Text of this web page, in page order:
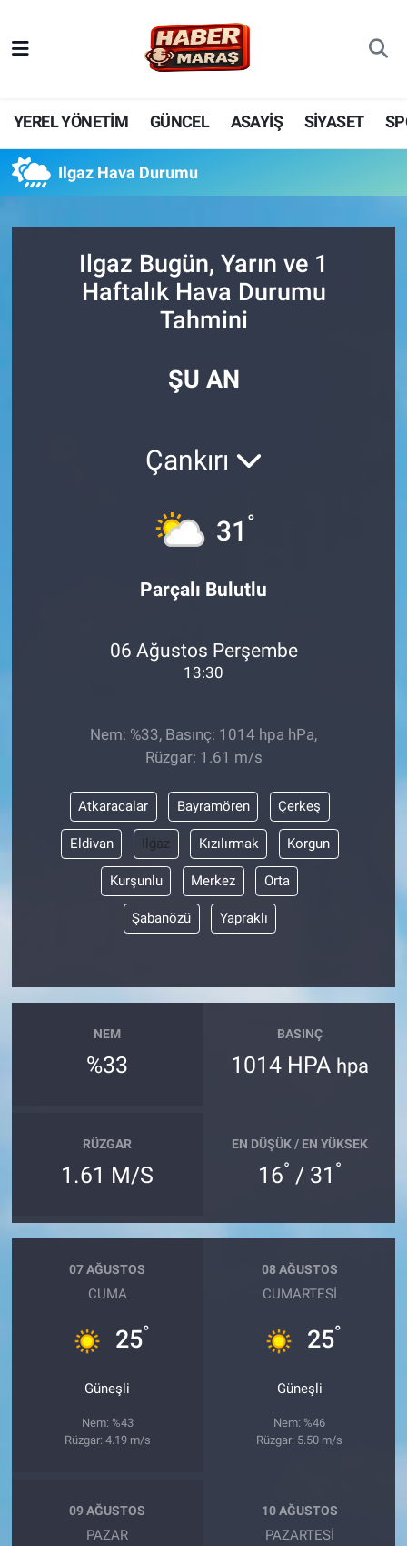
YEREL YÖNETİM GÜNCEL ASAYİŞ SİYASET
Ilgaz Hava Durumu
Ilgaz Bugün, Yarın ve 1
Haftalık Hava Durumu
Tahmini
ŞU AN
Çankırı
31 °
Parçalı Bulutlu
06 Ağustos Perşembe
13:30
Nem: %33, Basınç: 1014 hpa hPa,
Rüzgar: 1.61 m/s
Atkaracalar Bayramören Çerkeş
Eldivan Ilgaz Kızılırmak Korgun
Kurşunlu Merkez Orta
Şabanözü Yapraklı
NEM
%33
BASINÇ
1014 HPA hpa
RÜZGAR
1.61 M/S
EN DÜŞÜK / EN YÜKSEK
16° / 31 °
07 AĞUSTOS
CUMA
25°
Güneşli
Nem: %43
Rüzgar: 4.19 m/s
08 AĞUSTOS
CUMARTESI
25°
Güneşli
Nem: %46
Rüzgar: 5.50 m/s
09 AĞUSTOS
PAZAR
10 AĞUSTOS
PAZARTESI
YEREL YÖNETİM
GÜNCEL
BİLİM VE TEKNOLOJİ
SPOR
DÜNYA
Nöbetçi Eczaneler
Hava Durumu
Trafik Durumu
Tüm Manşetler
Son Dakika Haberleri